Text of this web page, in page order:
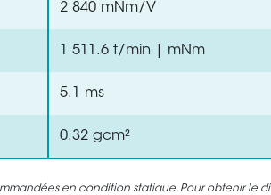
2 840 mNm/V
1 511.6 t/min | mNm
5.1 ms
0.32 gcm²
en condition statique. Pour obtenir le